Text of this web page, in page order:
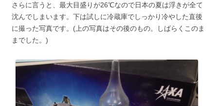
さらに言うと、最大目盛りが26℃なので日本の夏は浮きが全て
沈んでしまいます。下は試しに冷蔵庫でしっかり冷やした直後
に撮った写真です。(上の写真はその後のもの。しばらくこのま
までした。)